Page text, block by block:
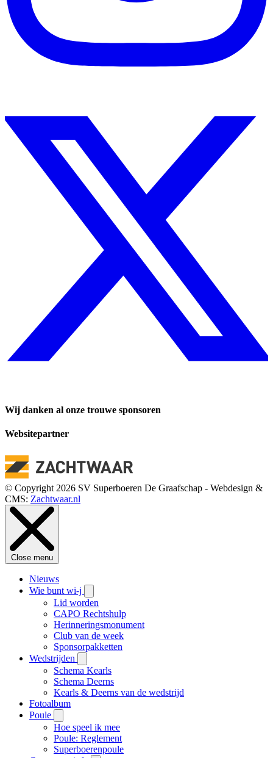
Wij danken al onze trouwe sponsoren
Websitepartner
© Copyright 2026 SV Superboeren De Graafschap - Webdesign &
CMS: Zachtwaar.nl
Close menu
Nieuws
Wie bunt wi-j
Lid worden
CAPO Rechtshulp
Herinneringsmonument
Club van de week
Sponsorpakketten
Wedstrijden
Schema Kearls
Schema Deerns
Kearls & Deerns van de wedstrijd
Fotoalbum
Poule
Hoe speel ik mee
Poule: Reglement
Superboerenpoule